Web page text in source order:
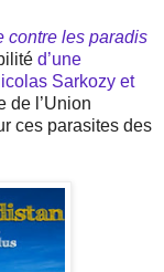
contre les paradis
d’une
Sarkozy et
de l’Union
ces parasites des